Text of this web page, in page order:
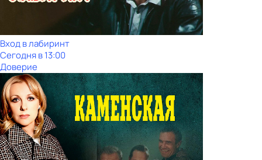
Вход в лабиринт
Сегодня в 13:00
Доверие